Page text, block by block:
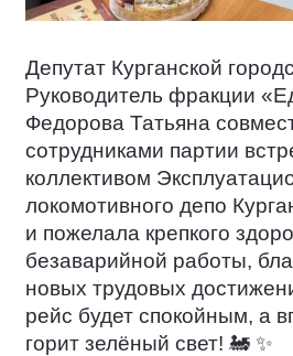
Депутат Курганской
Руководитель фракции
Федорова Татьяна
сотрудниками партии
коллективом
локомотивного депо
и пожелала крепкого
безаварийной работы,
новых трудовых
рейс будет спокойным, а
горит зелёный свет! 🚂 ✨